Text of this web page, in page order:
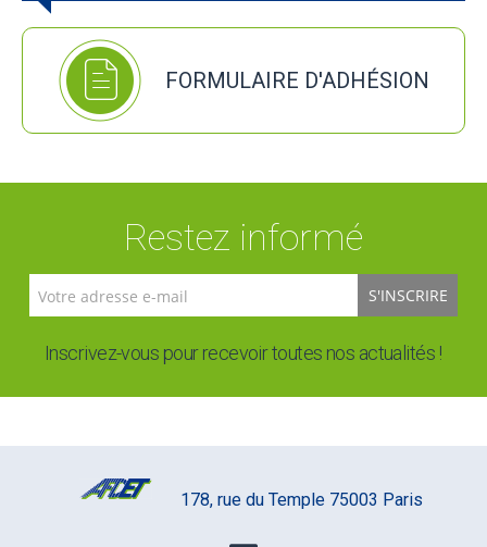
FORMULAIRE D'ADHÉSION
Restez informé
S'INSCRIRE
Inscrivez-vous pour recevoir toutes nos actualités !
178, rue du Temple 75003 Paris